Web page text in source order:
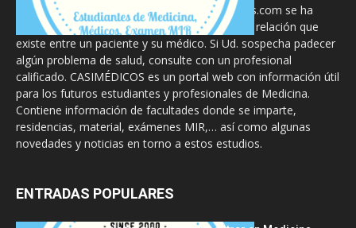
La información proporcionada en CasiMedicos.com se ha
diseñado para complementar, no substituir, la relación que
existe entre un paciente y su médico. Si Ud. sospecha padecer
algún problema de salud, consulte con un profesional
calificado. CASIMÉDICOS es un portal web con información útil
para los futuros estudiantes y profesionales de Medicina.
Contiene información de facultades donde se imparte,
residencias, material, exámenes MIR,… así como algunas
novedades y noticias en torno a estos estudios.
ENTRADAS POPULARES